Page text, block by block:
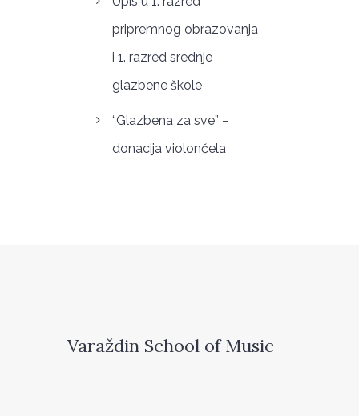
pripremnog obrazovanja
i 1. razred srednje
glazbene škole
“Glazbena za sve” –
donacija violončela
Varaždin School of Music